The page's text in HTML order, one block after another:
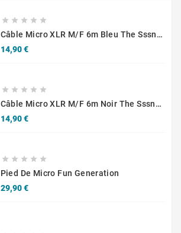
    
Câble Micro XLR M/F 6m Bleu The Sssnake SM6BL
14,90 €Prix
    
Câble Micro XLR M/F 6m Noir The Sssnake SM6BK
14,90 €Prix
    
Pied De Micro Fun Generation
29,90 €Prix